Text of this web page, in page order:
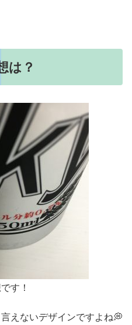
は？
す！
えないデザインですよね💭